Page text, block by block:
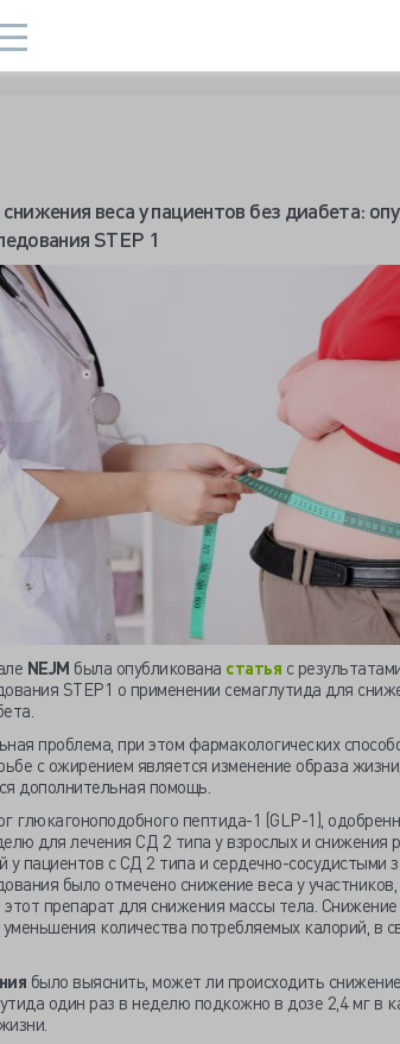
веса у пациентов без диабета:
STEP 1
NEJM была опубликована статья с
STEP1 о применении семаглутида для
проблема, при этом фармакологических
с ожирением является изменение образа
дополнительная помощь.
глюкагоноподобного пептида-1 (GLP-1),
для лечения СД 2 типа у взрослых и снижения
у пациентов с СД 2 типа и сердечно-сосудистыми
было отмечено снижение веса у
препарат для снижения массы тела.
уменьшения количества потребляемых калорий, в
было выяснить, может ли происходить
один раз в неделю подкожно в дозе 2,4 мг в